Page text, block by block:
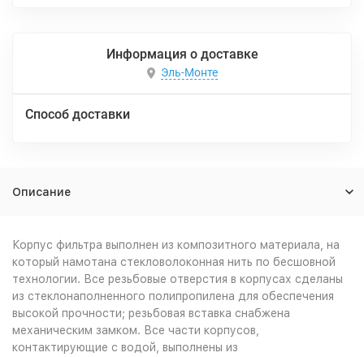
Информация о доставке
Эль-Монте
Способ доставки
Описание
Корпус фильтра выполнен из композитного материала, на
который намотана стекловолоконная нить по бесшовной
технологии. Все резьбовые отверстия в корпусах сделаны
из стеклонаполненного полипропилена для обеспечения
высокой прочности; резьбовая вставка снабжена
механическим замком. Все части корпусов,
контактирующие с водой, выполнены из